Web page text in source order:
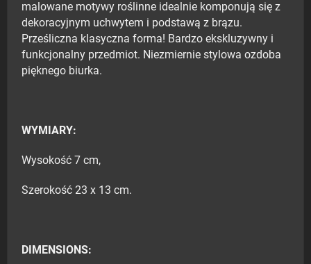
malowane motywy roślinne idealnie komponują się z
dekoracyjnym uchwytem i podstawą z brązu.
Prześliczna klasyczna forma! Bardzo ekskluzywny i
funkcjonalny przedmiot. Niezmiernie stylowa ozdoba
pięknego biurka.
WYMIARY:
Wysokość 7 cm,
Szerokość 23 x 13 cm.
DIMENSIONS: